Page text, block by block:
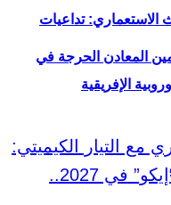
الاستعماري: تداعيات
الإفريقية
المعادن الحرجة في